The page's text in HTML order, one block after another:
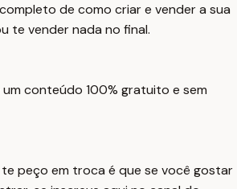
de como criar e vender a sua
te vender nada no final.
um conteúdo 100% gratuito e sem
peço em troca é que se você gostar